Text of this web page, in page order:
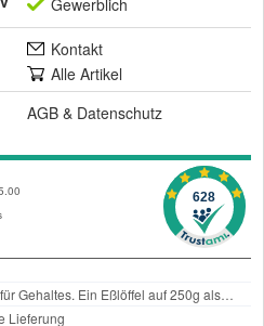
Gewerblich
Kontakt
Alle Artikel
AGB & Datenschutz